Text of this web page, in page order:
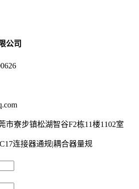
公司
市寮步镇松湖智谷F2栋11楼1102室
连接器通规|耦合器量规